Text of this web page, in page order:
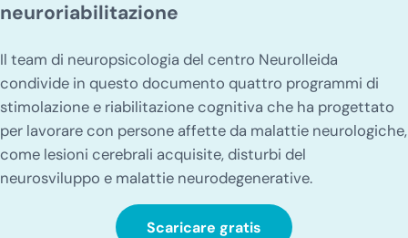
neuroriabilitazione
Il team di neuropsicologia del centro Neurolleida
condivide in questo documento quattro programmi di
stimolazione e riabilitazione cognitiva che ha progettato
per lavorare con persone affette da malattie neurologiche,
come lesioni cerebrali acquisite, disturbi del
neurosviluppo e malattie neurodegenerative.
Scaricare gratis